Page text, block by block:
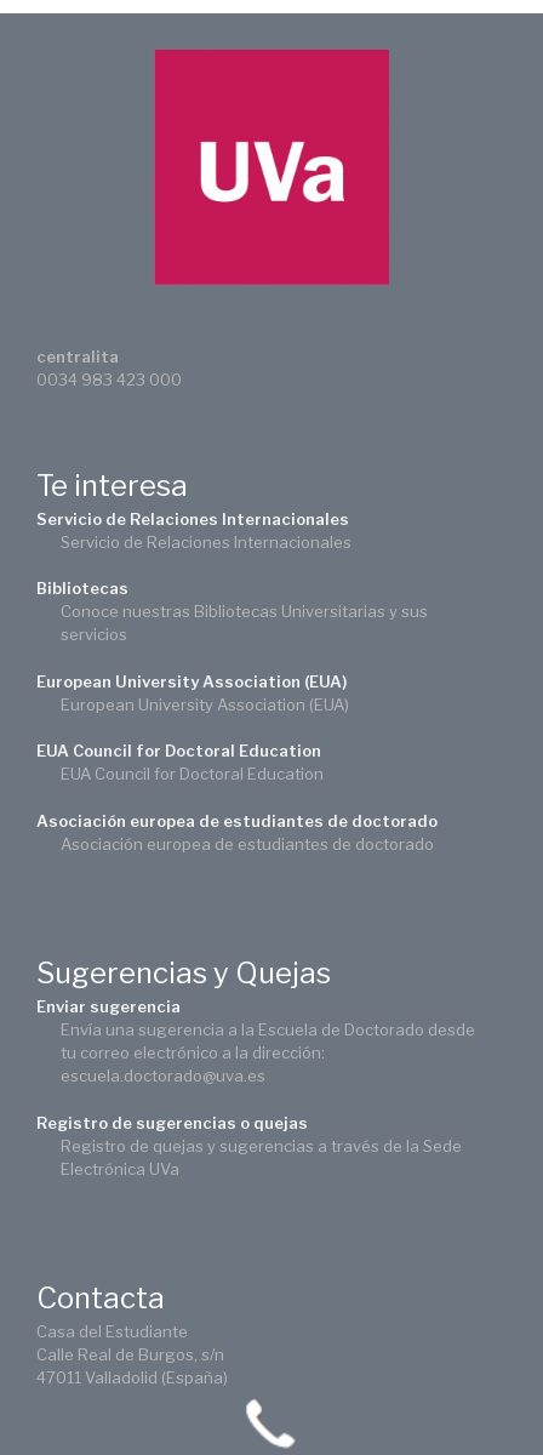
centralita
0034 983 423 000
Te interesa
Servicio de Relaciones Internacionales
Servicio de Relaciones Internacionales
Bibliotecas
Conoce nuestras Bibliotecas Universitarias y sus
servicios
European University Association (EUA)
European University Association (EUA)
EUA Council for Doctoral Education
EUA Council for Doctoral Education
Asociación europea de estudiantes de doctorado
Asociación europea de estudiantes de doctorado
Sugerencias y Quejas
Enviar sugerencia
Envía una sugerencia a la Escuela de Doctorado desde
tu correo electrónico a la dirección:
escuela.doctorado@uva.es
Registro de sugerencias o quejas
Registro de quejas y sugerencias a través de la Sede
Electrónica UVa
Contacta
Casa del Estudiante
Calle Real de Burgos, s/n
47011 Valladolid (España)